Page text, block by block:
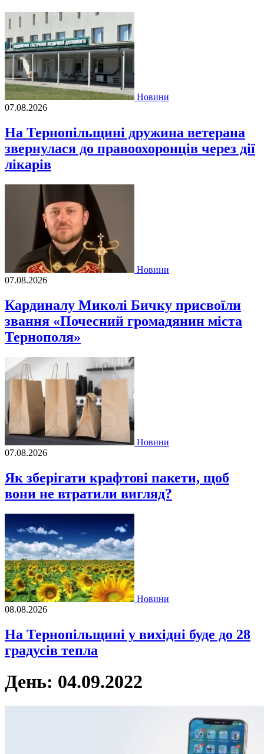
Новини
07.08.2026
На Тернопільщині дружина ветерана
звернулася до правоохоронців через дії
лікарів
Новини
07.08.2026
Кардиналу Миколі Бичку присвоїли
звання «Почесний громадянин міста
Тернополя»
Новини
07.08.2026
Як зберігати крафтові пакети, щоб
вони не втратили вигляд?
Новини
08.08.2026
На Тернопільщині у вихідні буде до 28
градусів тепла
День: 04.09.2022